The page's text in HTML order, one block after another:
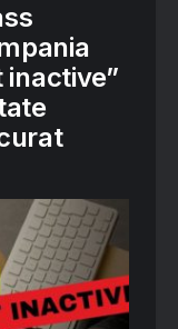
inactive”